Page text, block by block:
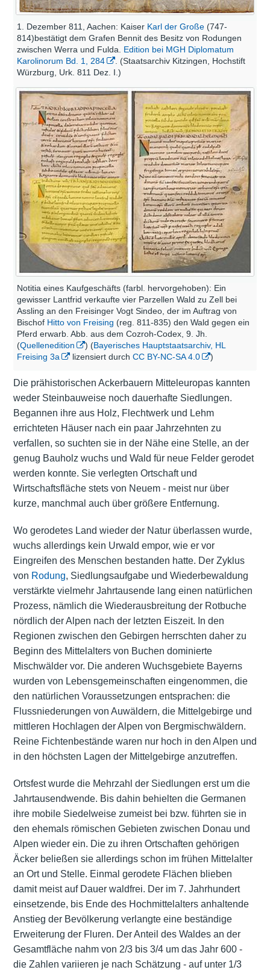
1. Dezember 811, Aachen: Kaiser Karl der Große (747-
814)bestätigt dem Grafen Bennit des Besitz von Rodungen
zwischen Werra und Fulda. Edition bei MGH Diplomatum
Karolinorum Bd. 1, 284
. (Staatsarchiv Kitzingen, Hochstift
Würzburg, Urk. 811 Dez. I.)
Notitia eines Kaufgeschäfts (farbl. hervorgehoben): Ein
gewisser Lantfrid verkaufte vier Parzellen Wald zu Zell bei
Assling an den Freisinger Vogt Sindeo, der im Auftrag von
Bischof Hitto von Freising (reg. 811-835) den Wald gegen ein
Pferd erwarb. Abb. aus dem Cozroh-Codex, 9. Jh.
(Quellenedition ) (Bayerisches Hauptstaatsarchiv, HL
Freising 3a
lizensiert durchCC BY-NC-SA 4.0 )
Die prähistorischen Ackerbauern Mitteleuropas kannten
weder Steinbauweise noch dauerhafte Siedlungen.
Begannen ihre aus Holz, Flechtwerk und Lehm
errichteten Häuser nach ein paar Jahrzehnten zu
verfallen, so suchten sie in der Nähe eine Stelle, an der
genug Bauholz wuchs und Wald für neue Felder gerodet
werden konnte. Sie verlegten Ortschaft und
Wirtschaftsfläche stets von Neuem - meist nur über
kurze, manchmal auch über größere Entfernung.
Wo gerodetes Land wieder der Natur überlassen wurde,
wuchs allerdings kein Urwald empor, wie er vor
Eingreifen des Menschen bestanden hatte. Der Zyklus
von Rodung, Siedlungsaufgabe und Wiederbewaldung
verstärkte vielmehr Jahrtausende lang einen natürlichen
Prozess, nämlich die Wiederausbreitung der Rotbuche
nördlich der Alpen nach der letzten Eiszeit. In den
Regionen zwischen den Gebirgen herrschten daher zu
Beginn des Mittelalters von Buchen dominierte
Mischwälder vor. Die anderen Wuchsgebiete Bayerns
wurden von Lebensgemeinschaften eingenommen, die
den natürlichen Voraussetzungen entsprachen: die
Flussniederungen von Auwäldern, die Mittelgebirge und
mittleren Hochlagen der Alpen von Bergmischwäldern.
Reine Fichtenbestände waren nur hoch in den Alpen und
in den höchsten Lagen der Mittelgebirge anzutreffen.
Ortsfest wurde die Mehrzahl der Siedlungen erst um die
Jahrtausendwende. Bis dahin behielten die Germanen
ihre mobile Siedelweise zumeist bei bzw. führten sie in
den ehemals römischen Gebieten zwischen Donau und
Alpen wieder ein. Die zu ihren Ortschaften gehörigen
Äcker beließen sie allerdings schon im frühen Mittelalter
an Ort und Stelle. Einmal gerodete Flächen blieben
damit meist auf Dauer waldfrei. Der im 7. Jahrhundert
einsetzende, bis Ende des Hochmittelalters anhaltende
Anstieg der Bevölkerung verlangte eine beständige
Erweiterung der Fluren. Der Anteil des Waldes an der
Gesamtfläche nahm von 2/3 bis 3/4 um das Jahr 600 -
die Zahlen variieren je nach Schätzung - auf unter 1/3